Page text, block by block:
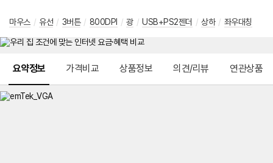
마우스 / 유선 / 3버튼 / 800DPI / 광 / USB+PS2젠더 / 상하 / 좌우대칭
요약정보 가격비교 상품정보 의견/리뷰 연관상품